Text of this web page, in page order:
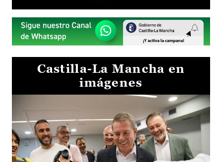
Castilla-La Mancha en
imágenes